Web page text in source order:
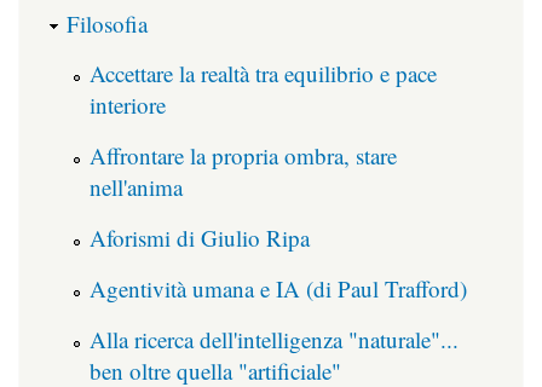
Filosofia
Accettare la realtà tra equilibrio e pace
interiore
Affrontare la propria ombra, stare
nell'anima
Aforismi di Giulio Ripa
Agentività umana e IA (di Paul Trafford)
Alla ricerca dell'intelligenza "naturale"...
ben oltre quella "artificiale"